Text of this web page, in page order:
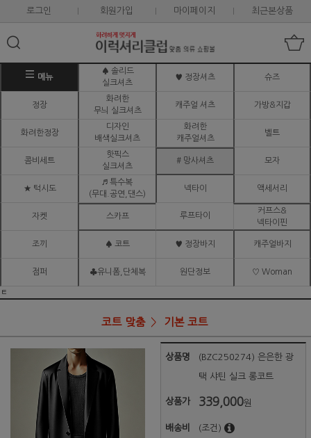
로그인 회원가입 마이페이지 최근본상품
메뉴
♠ 솔리드
실크셔츠
♥ 정장셔츠 슈즈
정장
화려한
무늬 실크셔츠
캐주얼 셔츠 가방&지갑
화려한정장
디자인
배색실크셔츠
화려한
캐주얼셔츠
벨트
콤비세트
핫픽스
실크셔츠
# 망사셔츠 모자
★ 턱시도
♬ 특수복
(무대.공연,댄스)
넥타이 액세서리
자켓 스카프 루프타이
커프스&
넥타이핀
조끼 ♠ 코트 ♥ 정장바지 캐주얼바지
점퍼 ♣유니폼,단체복 원단정보 ♡ Woman
ㅌ
코트 맞춤 기본 코트
상품명 (BZC250274) 은은한 광
택 샤틴 실크 롱코트
상품가 339,000원
배송비 (조건)